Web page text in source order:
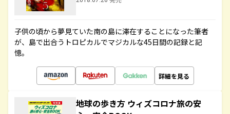
子供の頃から夢見ていた南の島に滞在することになった筆者
が、島で出合うトロピカルでマジカルな45日間の記録と記
憶。
詳細を見る
地球の歩き方 ウィズコロナ旅の安